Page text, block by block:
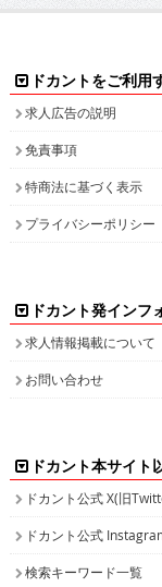
ドカントをご利用
求人広告の説明
免責事項
特商法に基づく表示
プライバシーポリシー
ドカント発インフ
求人情報掲載について
お問い合わせ
ドカント本サイト
ドカント公式 X(旧
ドカント公式
検索キーワード一覧